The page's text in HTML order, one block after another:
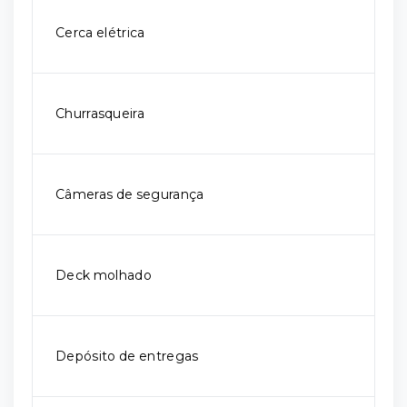
Cerca elétrica
Churrasqueira
Câmeras de segurança
Deck molhado
Depósito de entregas